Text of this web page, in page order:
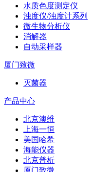
水质色度测定仪
浊度仪/浊度计系列
微生物分析仪
消解器
自动采样器
厦门致微
灭菌器
产品中心
北京澳维
上海一恒
美国哈希
海能仪器
北京普析
厦门致微